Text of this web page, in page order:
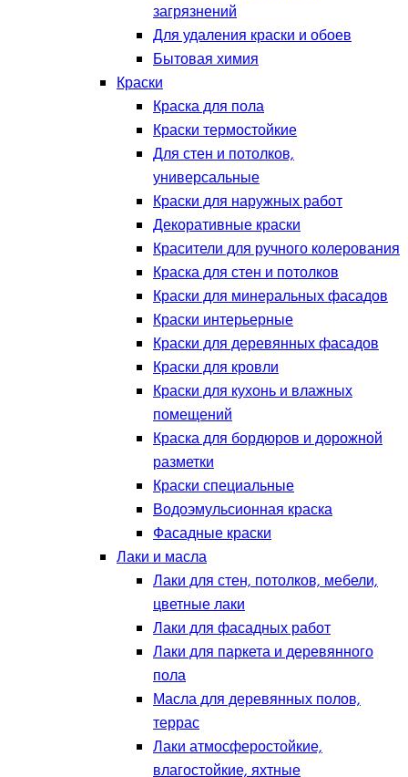
загрязнений
Для удаления краски и обоев
Бытовая химия
Краски
Краска для пола
Краски термостойкие
Для стен и потолков,
универсальные
Краски для наружных работ
Декоративные краски
Красители для ручного колерования
Краска для стен и потолков
Краски для минеральных фасадов
Краски интерьерные
Краски для деревянных фасадов
Краски для кровли
Краски для кухонь и влажных
помещений
Краска для бордюров и дорожной
разметки
Краски специальные
Водоэмульсионная краска
Фасадные краски
Лаки и масла
Лаки для стен, потолков, мебели,
цветные лаки
Лаки для фасадных работ
Лаки для паркета и деревянного
пола
Масла для деревянных полов,
террас
Лаки атмосферостойкие,
влагостойкие, яхтные